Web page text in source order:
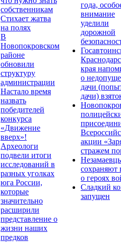
собственникам
Стихает жатва
на полях
В
Новопокровском
районе
обновили
структуру
администрации
Настало время
назвать
победителей
конкурса
«Движение
вверх»!
Археологи
подвели итоги
исследований в
разных уголках
юга России,
которые
значительно
расширили
представление о
жизни наших
предков
года,
внимание
уделили
дорожной
края
о
дачи
дачи)
акции
стражем
сохраняют
о героях
Сладкий
запущен